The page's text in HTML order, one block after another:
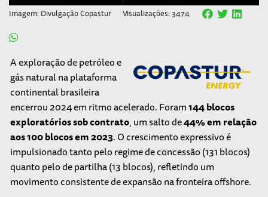
Imagem: Divulgação Copastur Visualizações: 3474
A exploração de petróleo e
gás natural na plataforma
continental brasileira
encerrou 2024 em ritmo acelerado. Foram144 blocos
exploratórios sob contrato, um salto de44% em relação
aos 100 blocos em 2023. O crescimento expressivo é
impulsionado tanto pelo regime de concessão (131 blocos)
quanto pelo de partilha (13 blocos), refletindo um
movimento consistente de expansão na fronteiraoffshore.